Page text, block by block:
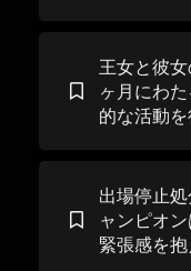
王女と彼
ヶ月にわ
的な活動を
出場停止
ャンピオ
緊張感を抱